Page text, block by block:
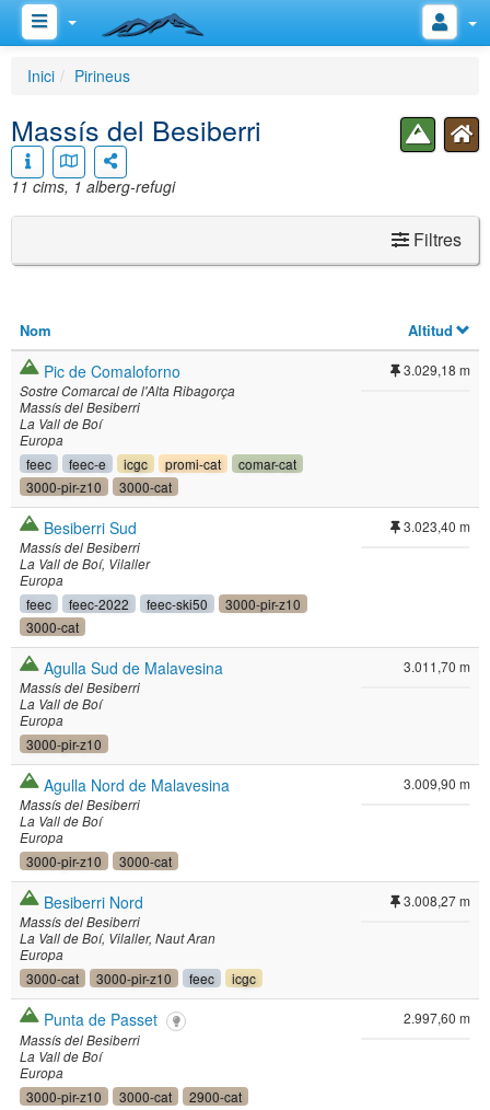
Inici Pirineus
Massís del Besiberri
11 cims, 1 alberg-refugi
Filtres
Nom Altitud
Pic de Comaloforno
Sostre Comarcal de l'Alta Ribagorça
Massís del Besiberri
La Vall de Boí
Europa
feec feec-e icgc promi-cat
comar-cat
3000-pir-z10
3000-cat
3.029,18 m
Besiberri Sud
Massís del Besiberri
La Vall de Boí Vilaller
Europa
feec feec-2022 feec-ski50
3000-pir-z10
3000-cat
3.023,40 m
Agulla Sud de Malavesina
Massís del Besiberri
La Vall de Boí
Europa
3000-pir-z10
3.011,70 m
Agulla Nord de Malavesina
Massís del Besiberri
La Vall de Boí
Europa
3000-pir-z10 3000-cat
3.009,90 m
Besiberri Nord
Massís del Besiberri
La Vall de Boí Vilaller Naut Aran
Europa
3000-cat 3000-pir-z10 feec icgc
3.008,27 m
Punta de Passet
Massís del Besiberri
La Vall de Boí
Europa
3000-pir-z10 3000-cat 2900-cat
2.997,60 m